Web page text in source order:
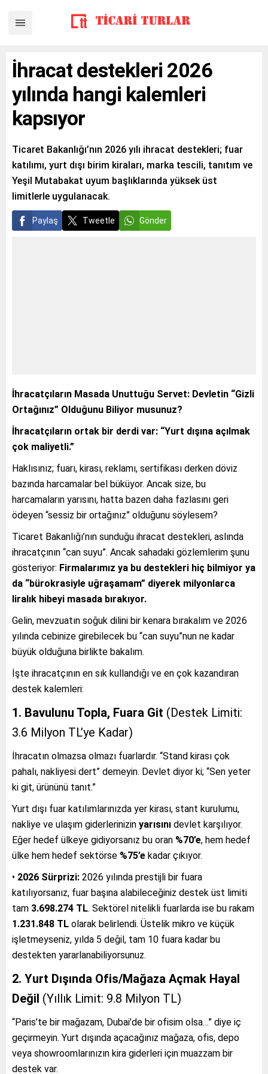
İhracat destekleri 2026
yılında hangi kalemleri
kapsıyor
Ticaret Bakanlığı’nın 2026 yılı ihracat destekleri; fuar
katılımı, yurt dışı birim kiraları, marka tescili, tanıtım ve
Yeşil Mutabakat uyum başlıklarında yüksek üst
limitlerle uygulanacak.
Paylaş Tweetle Gönder
İhracatçıların Masada Unuttuğu Servet: Devletin “Gizli
Ortağınız” Olduğunu Biliyor musunuz?
İhracatçıların ortak bir derdi var: “Yurt dışına açılmak
çok maliyetli.”
Haklısınız; fuarı, kirası, reklamı, sertifikası derken döviz
bazında harcamalar bel büküyor. Ancak size, bu
harcamaların yarısını, hatta bazen daha fazlasını geri
ödeyen “sessiz bir ortağınız” olduğunu söylesem?
Ticaret Bakanlığı’nın sunduğu ihracat destekleri, aslında
ihracatçının “can suyu”. Ancak sahadaki gözlemlerim şunu
gösteriyor: Firmalarımız ya bu destekleri hiç bilmiyor ya
da “bürokrasiyle uğraşamam” diyerek milyonlarca
liralık hibeyi masada bırakıyor.
Gelin, mevzuatın soğuk dilini bir kenara bırakalım ve 2026
yılında cebinize girebilecek bu “can suyu”nun ne kadar
büyük olduğuna birlikte bakalım.
İşte ihracatçının en sık kullandığı ve en çok kazandıran
destek kalemleri:
1. Bavulunu Topla, Fuara Git (Destek Limiti:
3.6 Milyon TL’ye Kadar)
İhracatın olmazsa olmazı fuarlardır. “Stand kirası çok
pahalı, nakliyesi dert” demeyin. Devlet diyor ki; “Sen yeter
ki git, ürününü tanıt.”
Yurt dışı fuar katılımlarınızda yer kirası, stant kurulumu,
nakliye ve ulaşım giderlerinizin yarısını devlet karşılıyor.
Eğer hedef ülkeye gidiyorsanız bu oran %70’e, hem hedef
ülke hem hedef sektörse %75’e kadar çıkıyor.
• 2026 Sürprizi: 2026 yılında prestijli bir fuara
katılıyorsanız, fuar başına alabileceğiniz destek üst limiti
tam 3.698.274 TL. Sektörel nitelikli fuarlarda ise bu rakam
1.231.848 TL olarak belirlendi. Üstelik mikro ve küçük
işletmeyseniz, yılda 5 değil, tam 10 fuara kadar bu
destekten yararlanabiliyorsunuz.
2. Yurt Dışında Ofis/Mağaza Açmak Hayal
Değil (Yıllık Limit: 9.8 Milyon TL)
“Paris’te bir mağazam, Dubai’de bir ofisim olsa…” diye iç
geçirmeyin. Yurt dışında açacağınız mağaza, ofis, depo
veya showroomlarınızın kira giderleri için muazzam bir
destek var.